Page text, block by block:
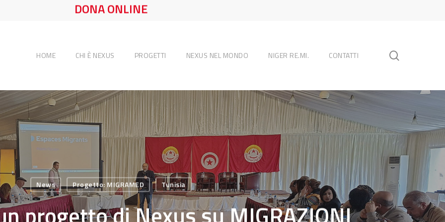
DONA ONLINE
HOME CHI È NEXUS PROGETTI NEXUS NEL MONDO NIGER RE.MI. CONTATTI
News Progetto: MIGRAMED Tunisia